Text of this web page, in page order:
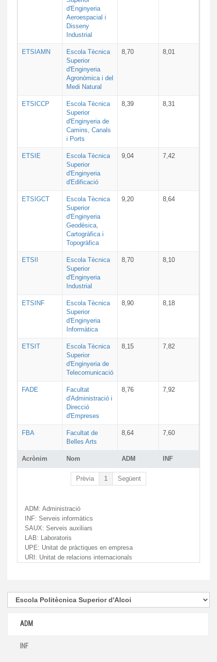
Acrònim Nom ADM INF
d'Enginyeria
Aeroespacial i
Disseny
Industrial
ETSIAMN
Escola Tècnica
Superior
d'Enginyeria
Agronòmica i del
Medi Natural
8,70 8,01
ETSICCP
Escola Tècnica
Superior
d'Enginyeria de
Camins, Canals
i Ports
8,39 8,31
ETSIE
Escola Tècnica
Superior
d'Enginyeria
d'Edificació
9,04 7,42
ETSIGCT
Escola Tècnica
Superior
d'Enginyeria
Geodèsica,
Cartogràfica i
Topogràfica
9,20 8,64
ETSII
Escola Tècnica
Superior
d'Enginyeria
Industrial
8,70 8,10
ETSINF
Escola Tècnica
Superior
d'Enginyeria
Informàtica
8,90 8,18
ETSIT
Escola Tècnica
Superior
d'Enginyeria de
Telecomunicació
8,15 7,82
FADE
Facultat
d'Administració i
Direcció
d'Empreses
8,76 7,92
FBA
Facultat de
Belles Arts
8,64 7,60
Prèvia 1 Següent
ADM: Administració
INF: Serveis informàtics
SAUX: Serveis auxiliars
LAB: Laboratoris
UPE: Unitat de pràctiques en empresa
URI: Unitat de relacions internacionals
ADM
INF